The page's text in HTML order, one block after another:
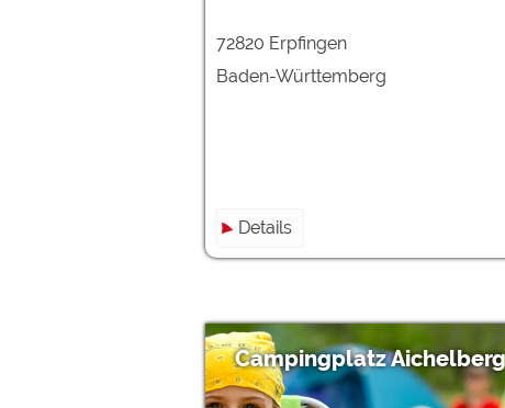
72820 Erpfingen
Baden-Württemberg
Details
Campingplatz Aichelberg